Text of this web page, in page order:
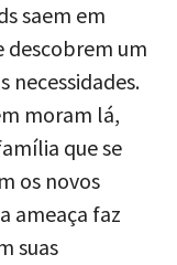
saem em
descobrem um
necessidades.
moram lá,
que se
os novos
ameaça faz
suas